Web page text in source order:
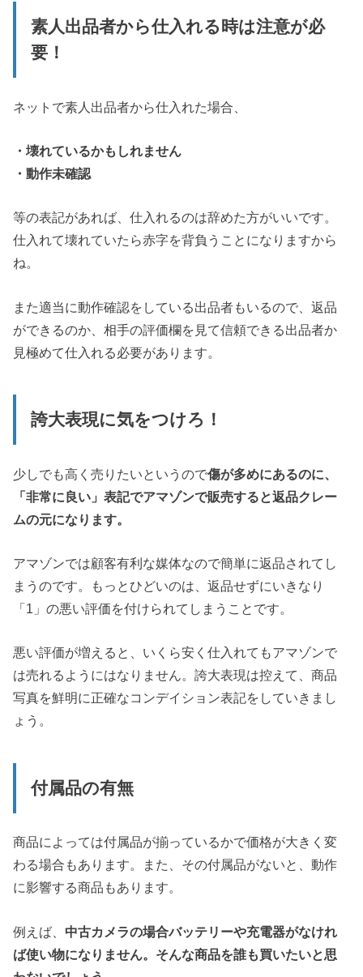
素人出品者から仕入れる時は注意が必
要！
ネットで素人出品者から仕入れた場合、
・壊れているかもしれません
・動作未確認
等の表記があれば、仕入れるのは辞めた方がいいです。
仕入れて壊れていたら赤字を背負うことになりますから
ね。
また適当に動作確認をしている出品者もいるので、返品
ができるのか、相手の評価欄を見て信頼できる出品者か
見極めて仕入れる必要があります。
誇大表現に気をつけろ！
少しでも高く売りたいというので傷が多めにあるのに、
「非常に良い」表記でアマゾンで販売すると返品クレー
ムの元になります。
アマゾンでは顧客有利な媒体なので簡単に返品されてし
まうのです。もっとひどいのは、返品せずにいきなり
「1」の悪い評価を付けられてしまうことです。
悪い評価が増えると、いくら安く仕入れてもアマゾンで
は売れるようにはなりません。誇大表現は控えて、商品
写真を鮮明に正確なコンデイション表記をしていきまし
ょう。
付属品の有無
商品によっては付属品が揃っているかで価格が大きく変
わる場合もあります。また、その付属品がないと、動作
に影響する商品もあります。
例えば、 中古カメラの場合バッテリーや充電器がなけれ
ば使い物になりません。そんな商品を誰も買いたいと思